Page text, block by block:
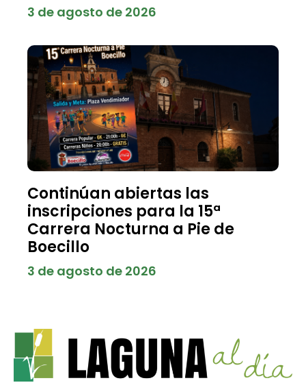
3 de agosto de 2026
Continúan abiertas las
inscripciones para la 15ª
Carrera Nocturna a Pie de
Boecillo
3 de agosto de 2026